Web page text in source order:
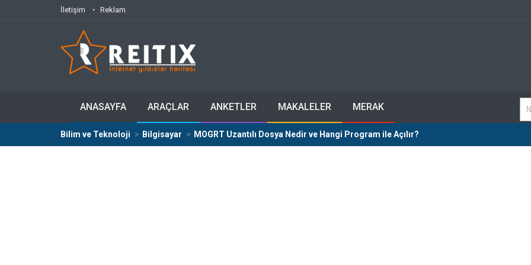
İletişim Reklam
ANASAYFA ARAÇLAR ANKETLER MAKALELER MERAK
Bilim ve Teknoloji Bilgisayar MOGRT Uzantılı Dosya Nedir ve Hangi Program ile Açılır?